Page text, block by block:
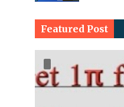
Featured Post